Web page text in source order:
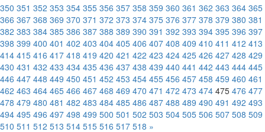
350 351 352 353 354 355 356 357 358 359 360 361 362 363 364 365
366 367 368 369 370 371 372 373 374 375 376 377 378 379 380 381
382 383 384 385 386 387 388 389 390 391 392 393 394 395 396 397
398 399 400 401 402 403 404 405 406 407 408 409 410 411 412 413
414 415 416 417 418 419 420 421 422 423 424 425 426 427 428 429
430 431 432 433 434 435 436 437 438 439 440 441 442 443 444 445
446 447 448 449 450 451 452 453 454 455 456 457 458 459 460 461
462 463 464 465 466 467 468 469 470 471 472 473 474 475 476 477
478 479 480 481 482 483 484 485 486 487 488 489 490 491 492 493
494 495 496 497 498 499 500 501 502 503 504 505 506 507 508 509
510 511 512 513 514 515 516 517 518 »